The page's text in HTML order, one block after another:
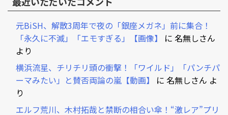
元BiSH、解散3周年で夜の「銀座メガネ」前に集合！
「永久に不滅」「エモすぎる」【画像】
に 名無しさん
より
横浜流星、チリチリ頭の衝撃！「ワイルド」「パンチパ
ーマみたい」と賛否両論の嵐【動画】
に 名無しさん よ
り
エルフ荒川、木村拓哉と禁断の相合い傘！“激レア”プリ